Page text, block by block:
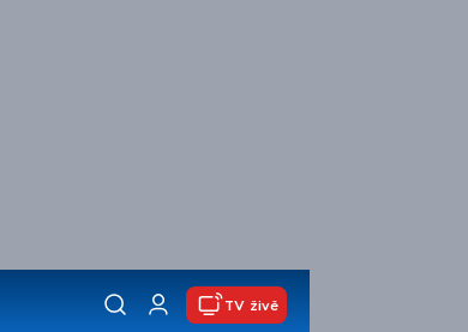
TV živě